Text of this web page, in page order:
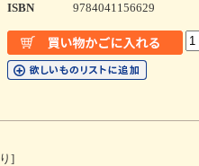
ISBN
9784041156629
]